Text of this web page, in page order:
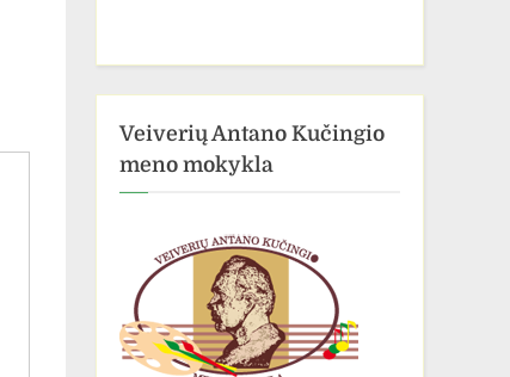
Veiverių Antano Kučingio
meno mokykla